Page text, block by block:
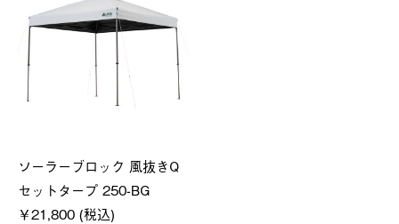
ソーラーブロック 風抜きQ
セットタープ 250-BG
￥21,800 (税込)